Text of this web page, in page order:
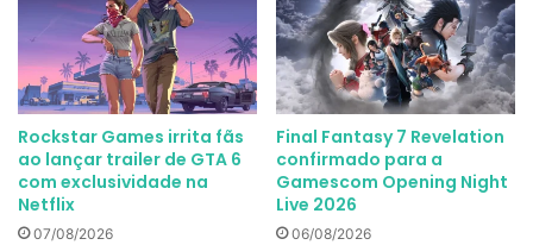
Rockstar Games irrita fãs
ao lançar trailer de GTA 6
com exclusividade na
Netflix
07/08/2026
Final Fantasy 7 Revelation
confirmado para a
Gamescom Opening Night
Live 2026
06/08/2026